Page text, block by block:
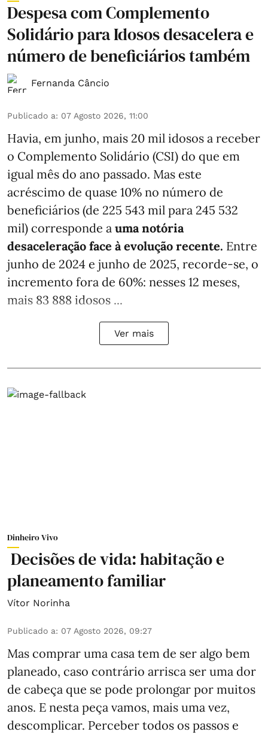
Despesa com Complemento
Solidário para Idosos desacelera e
número de beneficiários também
Fernanda Câncio
Publicado a: 07 Agosto 2026, 11:00
Havia, em junho, mais 20 mil idosos a receber
o Complemento Solidário (CSI) do que em
igual mês do ano passado. Mas este
acréscimo de quase 10% no número de
beneficiários (de 225 543 mil para 245 532
mil) corresponde a uma notória
desaceleração face à evolução recente. Entre
junho de 2024 e junho de 2025, recorde-se, o
incremento fora de 60%: nesses 12 meses,
mais 83 888 idosos ...
Ver mais
Dinheiro Vivo
Decisões de vida: habitação e
planeamento familiar
Vítor Norinha
Publicado a: 07 Agosto 2026, 09:27
Mas comprar uma casa tem de ser algo bem
planeado, caso contrário arrisca ser uma dor
de cabeça que se pode prolongar por muitos
anos. E nesta peça vamos, mais uma vez,
descomplicar. Perceber todos os passos e